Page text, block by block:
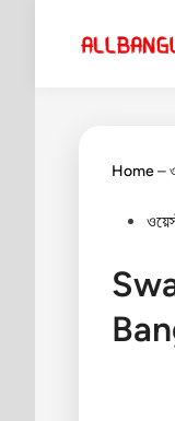
Home–
Posted